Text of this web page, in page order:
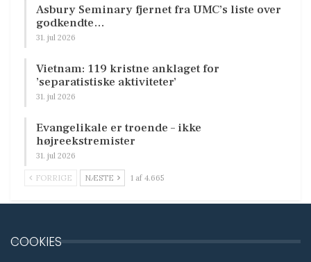
Asbury Seminary fjernet fra UMC’s liste over
godkendte…
31. jul 2026
Vietnam: 119 kristne anklaget for
’separatistiske aktiviteter’
31. jul 2026
Evangelikale er troende – ikke
højreekstremister
31. jul 2026
FORRIGE NÆSTE 1 af 4.665
COOKIES